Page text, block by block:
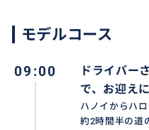
・出来るだけ動きやす
となる場合がございます
・貴重品や現金の管理は
いいたします。破損、
モデルコース
09:00
ドライバー
で、お迎え
ハノイからハ
約2時間半の道